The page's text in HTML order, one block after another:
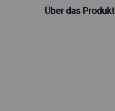
Über das Produkt